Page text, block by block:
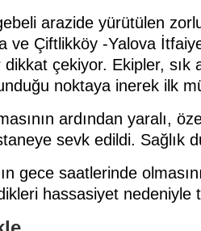
arazide yürütülen
ve Çiftlikköy -Yalova
çekiyor. Ekipler, sık
noktaya inerek ilk
ardından yaralı,
sevk edildi. Sağlık
gece saatlerinde
hassasiyet nedeniyle